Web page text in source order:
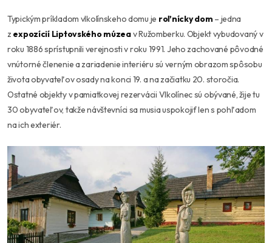
Typickým príkladom vlkolínskeho domu je roľnícky dom – jedna
z expozícií Liptovského múzeav Ružomberku. Objekt vybudovaný v
roku 1886 sprístupnili verejnosti v roku 1991. Jeho zachované pôvodné
vnútorné členenie a zariadenie interiéru sú verným obrazom spôsobu
života obyvateľov osady na konci 19. a na začiatku 20. storočia.
Ostatné objekty v pamiatkovej rezervácii Vlkolínec sú obývané, žije tu
30 obyvateľov, takže návštevníci sa musia uspokojiť len s pohľadom
na ich exteriér.